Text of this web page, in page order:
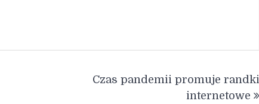
Czas pandemii promuje randki
internetowe